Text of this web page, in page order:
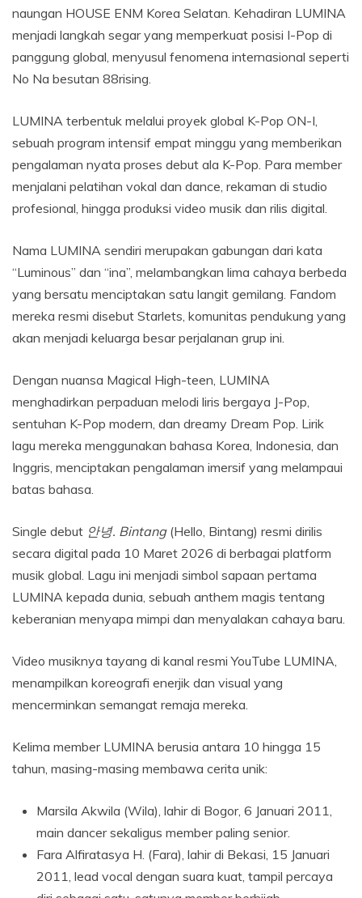
naungan HOUSE ENM Korea Selatan. Kehadiran LUMINA
menjadi langkah segar yang memperkuat posisi I-Pop di
panggung global, menyusul fenomena internasional seperti
No Na besutan 88rising.
LUMINA terbentuk melalui proyek global K-Pop ON-I,
sebuah program intensif empat minggu yang memberikan
pengalaman nyata proses debut ala K-Pop. Para member
menjalani pelatihan vokal dan dance, rekaman di studio
profesional, hingga produksi video musik dan rilis digital.
Nama LUMINA sendiri merupakan gabungan dari kata
“Luminous” dan “ina”, melambangkan lima cahaya berbeda
yang bersatu menciptakan satu langit gemilang. Fandom
mereka resmi disebut Starlets, komunitas pendukung yang
akan menjadi keluarga besar perjalanan grup ini.
Dengan nuansa Magical High-teen, LUMINA
menghadirkan perpaduan melodi liris bergaya J-Pop,
sentuhan K-Pop modern, dan dreamy Dream Pop. Lirik
lagu mereka menggunakan bahasa Korea, Indonesia, dan
Inggris, menciptakan pengalaman imersif yang melampaui
batas bahasa.
Single debut 안녕. Bintang(Hello, Bintang) resmi dirilis
secara digital pada 10 Maret 2026 di berbagai platform
musik global. Lagu ini menjadi simbol sapaan pertama
LUMINA kepada dunia, sebuah anthem magis tentang
keberanian menyapa mimpi dan menyalakan cahaya baru.
Video musiknya tayang di kanal resmi YouTube LUMINA,
menampilkan koreografi enerjik dan visual yang
mencerminkan semangat remaja mereka.
Kelima member LUMINA berusia antara 10 hingga 15
tahun, masing-masing membawa cerita unik:
Marsila Akwila (Wila), lahir di Bogor, 6 Januari 2011,
main dancer sekaligus member paling senior.
Fara Alfiratasya H. (Fara), lahir di Bekasi, 15 Januari
2011, lead vocal dengan suara kuat, tampil percaya